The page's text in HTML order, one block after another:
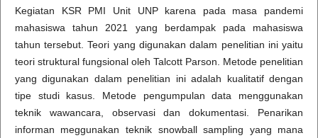
Kegiatan KSR PMI Unit UNP karena pada masa pandemi
mahasiswa tahun 2021 yang berdampak pada mahasiswa
tahun tersebut. Teori yang digunakan dalam penelitian ini yaitu
teori struktural fungsional oleh Talcott Parson. Metode penelitian
yang digunakan dalam penelitian ini adalah kualitatif dengan
tipe studi kasus. Metode pengumpulan data menggunakan
teknik wawancara, observasi dan dokumentasi. Penarikan
informan meggunakan teknik snowball sampling yang mana